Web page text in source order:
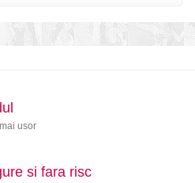
usor
si fara risc